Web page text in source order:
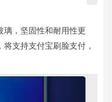
，坚固性和耐用性更
支持支付宝刷脸支付，